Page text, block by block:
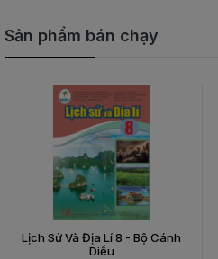
Sản phẩm bán chạy
Lịch Sử Và Địa Lí 8 - Bộ Cánh
Diều